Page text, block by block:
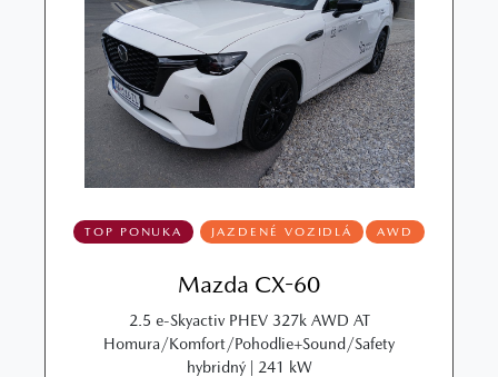
TOP PONUKA JAZDENÉ VOZIDLÁ AWD
Mazda CX-60
2.5 e-Skyactiv PHEV 327k AWD AT
Homura/Komfort/Pohodlie+Sound/Safety
hybridný | 241 kW